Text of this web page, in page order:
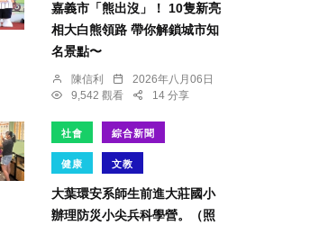
嘉義市「熊出沒」！ 10隻新亮
相大白熊領路 帶你解鎖城市知
名景點〜
陳信利
2026年八月06日
9,542 觀看
14 分享
社會 綜合新聞
健康 文教
大葉環安系師生前進大莊國小
辦理防災小尖兵科學營。（照